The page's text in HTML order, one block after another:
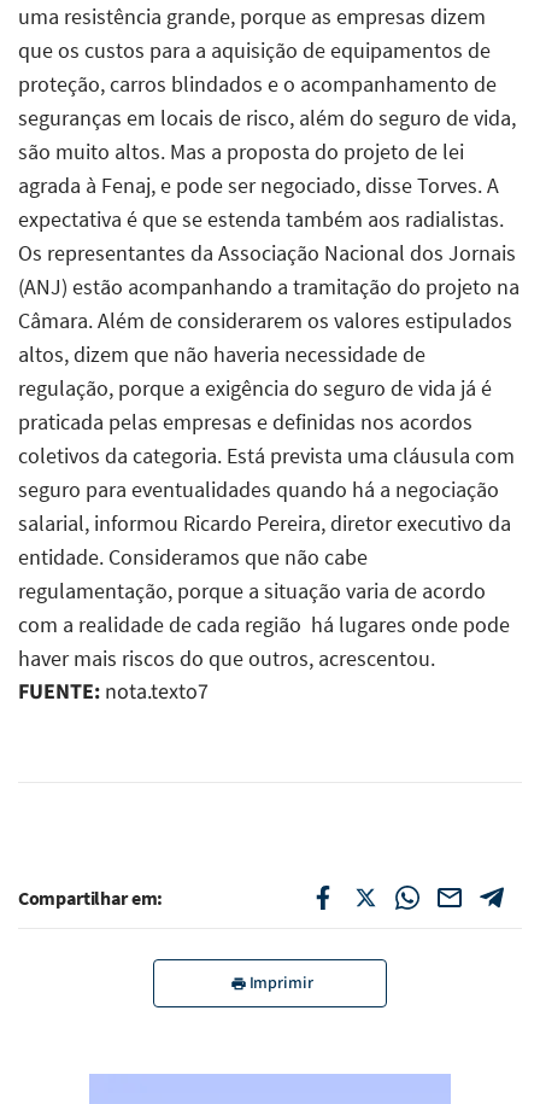
uma resistência grande, porque as empresas dizem
que os custos para a aquisição de equipamentos de
proteção, carros blindados e o acompanhamento de
seguranças em locais de risco, além do seguro de vida,
são muito altos. Mas a proposta do projeto de lei
agrada à Fenaj, e pode ser negociado, disse Torves. A
expectativa é que se estenda também aos radialistas.
Os representantes da Associação Nacional dos Jornais
(ANJ) estão acompanhando a tramitação do projeto na
Câmara. Além de considerarem os valores estipulados
altos, dizem que não haveria necessidade de
regulação, porque a exigência do seguro de vida já é
praticada pelas empresas e definidas nos acordos
coletivos da categoria. Está prevista uma cláusula com
seguro para eventualidades quando há a negociação
salarial, informou Ricardo Pereira, diretor executivo da
entidade. Consideramos que não cabe
regulamentação, porque a situação varia de acordo
com a realidade de cada região  há lugares onde pode
haver mais riscos do que outros, acrescentou.
FUENTE: nota.texto7
Compartilhar em:
Imprimir